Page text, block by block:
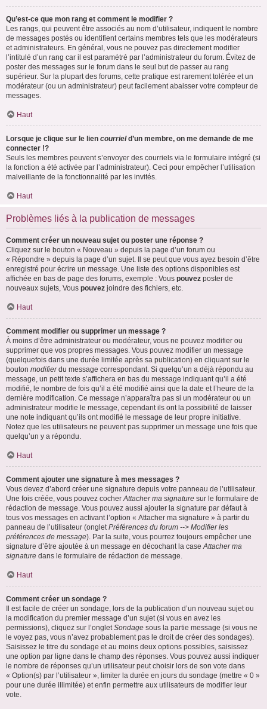
Qu’est-ce que mon rang et comment le modifier ?
Les rangs, qui peuvent être associés au nom d’utilisateur, indiquent le nombre
de messages postés ou identifient certains membres tels que les modérateurs
et administrateurs. En général, vous ne pouvez pas directement modifier
l’intitulé d’un rang car il est paramétré par l’administrateur du forum. Évitez de
poster des messages sur le forum dans le seul but de passer au rang
supérieur. Sur la plupart des forums, cette pratique est rarement tolérée et un
modérateur (ou un administrateur) peut facilement abaisser votre compteur de
messages.
Haut
Lorsque je clique sur le lien courrield’un membre, on me demande de me
connecter !?
Seuls les membres peuvent s’envoyer des courriels via le formulaire intégré (si
la fonction a été activée par l’administrateur). Ceci pour empêcher l’utilisation
malveillante de la fonctionnalité par les invités.
Haut
Problèmes liés à la publication de messages
Comment créer un nouveau sujet ou poster une réponse ?
Cliquez sur le bouton « Nouveau » depuis la page d’un forum ou
« Répondre » depuis la page d’un sujet. Il se peut que vous ayez besoin d’être
enregistré pour écrire un message. Une liste des options disponibles est
affichée en bas de page des forums, exemple : Vous pouvez poster de
nouveaux sujets, Vous pouvez joindre des fichiers, etc.
Haut
Comment modifier ou supprimer un message ?
À moins d’être administrateur ou modérateur, vous ne pouvez modifier ou
supprimer que vos propres messages. Vous pouvez modifier un message
(quelquefois dans une durée limitée après sa publication) en cliquant sur le
bouton modifierdu message correspondant. Si quelqu’un a déjà répondu au
message, un petit texte s’affichera en bas du message indiquant qu’il a été
modifié, le nombre de fois qu’il a été modifié ainsi que la date et l’heure de la
dernière modification. Ce message n’apparaîtra pas si un modérateur ou un
administrateur modifie le message, cependant ils ont la possibilité de laisser
une note indiquant qu’ils ont modifié le message de leur propre initiative.
Notez que les utilisateurs ne peuvent pas supprimer un message une fois que
quelqu’un y a répondu.
Haut
Comment ajouter une signature à mes messages ?
Vous devez d’abord créer une signature depuis votre panneau de l’utilisateur.
Une fois créée, vous pouvez cocherAttacher ma signature sur le formulaire de
rédaction de message. Vous pouvez aussi ajouter la signature par défaut à
tous vos messages en activant l’option « Attacher ma signature » à partir du
panneau de l’utilisateur (ongletPréférences du forum --> Modifier les
préférences de message). Par la suite, vous pourrez toujours empêcher une
signature d’être ajoutée à un message en décochant la caseAttacher ma
signature dans le formulaire de rédaction de message.
Haut
Comment créer un sondage ?
Il est facile de créer un sondage, lors de la publication d’un nouveau sujet ou
la modification du premier message d’un sujet (si vous en avez les
permissions), cliquez sur l’ongletSondage sous la partie message (si vous ne
le voyez pas, vous n’avez probablement pas le droit de créer des sondages).
Saisissez le titre du sondage et au moins deux options possibles, saisissez
une option par ligne dans le champ des réponses. Vous pouvez aussi indiquer
le nombre de réponses qu’un utilisateur peut choisir lors de son vote dans
« Option(s) par l’utilisateur », limiter la durée en jours du sondage (mettre « 0 »
pour une durée illimitée) et enfin permettre aux utilisateurs de modifier leur
vote.